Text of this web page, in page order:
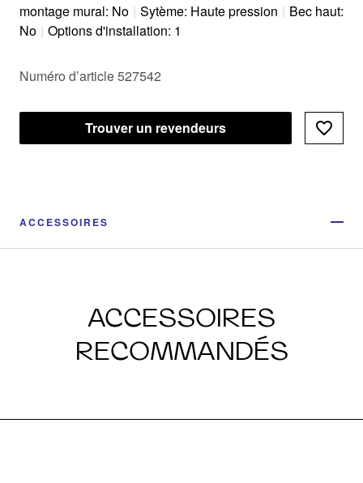
montage mural: No | Sytème: Haute pression | Bec haut:
No | Options d'installation: 1
Numéro d’article 527542
Trouver un revendeurs
ACCESSOIRES
ACCESSOIRES
RECOMMANDÉS